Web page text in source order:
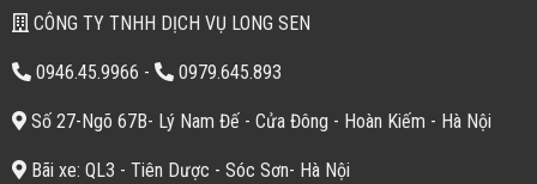
CÔNG TY TNHH DỊCH VỤ LONG SEN
0946.45.9966 - 0979.645.893
Số 27-Ngõ 67B- Lý Nam Đế - Cửa Đông - Hoàn Kiếm - Hà Nội
Bãi xe: QL3 - Tiên Dược - Sóc Sơn- Hà Nội